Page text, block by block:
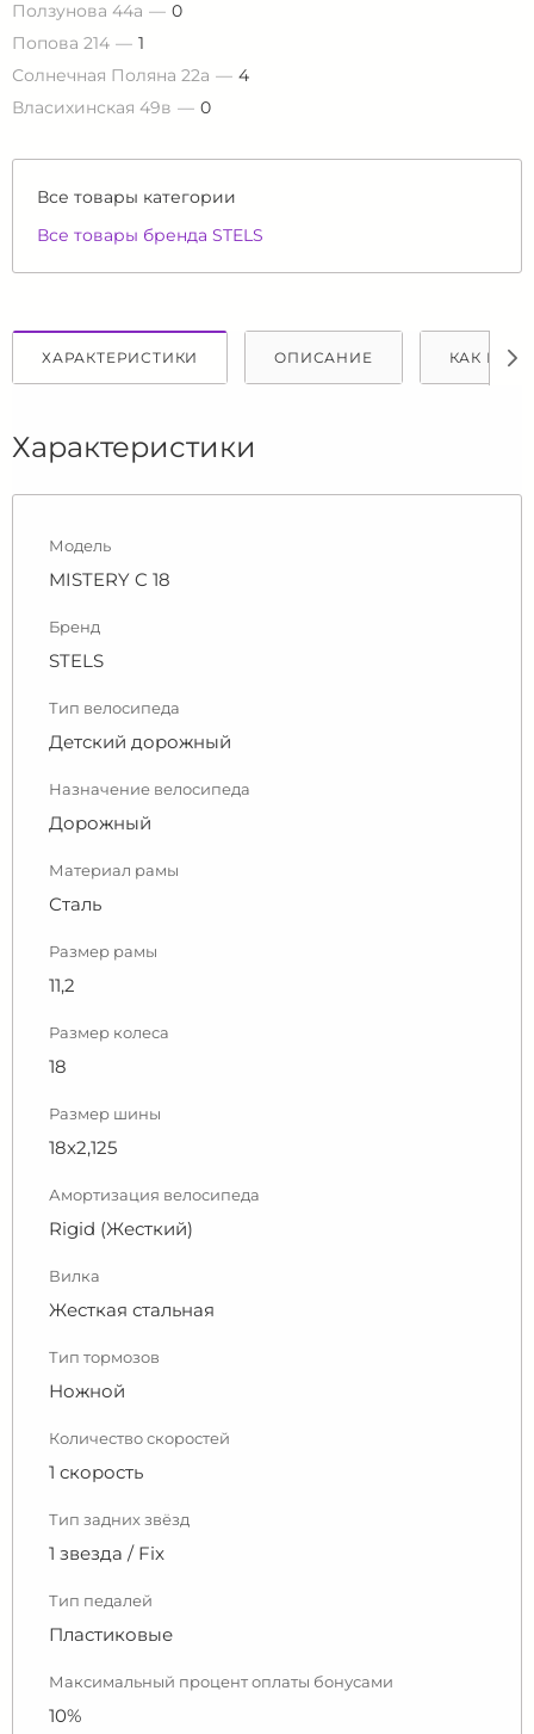
Ползунова 44а
0
Попова 214
1
Солнечная Поляна 22а
4
Власихинская 49в
0
Все товары категории
Все товары бренда STELS
ХАРАКТЕРИСТИКИ ОПИСАНИЕ КАК
Характеристики
Модель
MISTERY C 18
Бренд
STELS
Тип велосипеда
Детский дорожный
Назначение велосипеда
Дорожный
Материал рамы
Сталь
Размер рамы
11,2
Размер колеса
18
Размер шины
18x2,125
Амортизация велосипеда
Rigid (Жесткий)
Вилка
Жесткая стальная
Тип тормозов
Ножной
Количество скоростей
1 скорость
Тип задних звёзд
1 звезда / Fix
Тип педалей
Пластиковые
Максимальный процент оплаты бонусами
10%